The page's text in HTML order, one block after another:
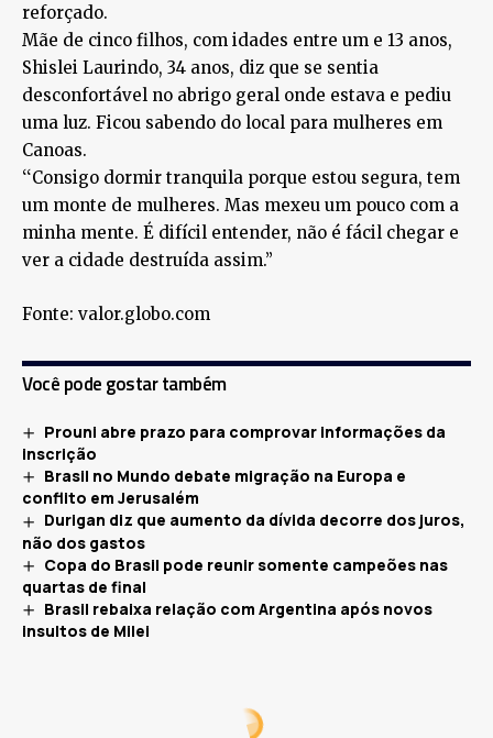
reforçado.
Mãe de cinco filhos, com idades entre um e 13 anos,
Shislei Laurindo, 34 anos, diz que se sentia
desconfortável no abrigo geral onde estava e pediu
uma luz. Ficou sabendo do local para mulheres em
Canoas.
‘‘Consigo dormir tranquila porque estou segura, tem
um monte de mulheres. Mas mexeu um pouco com a
minha mente. É difícil entender, não é fácil chegar e
ver a cidade destruída assim.”
Fonte: valor.globo.com
Você pode gostar também
Prouni abre prazo para comprovar informações da
inscrição
Brasil no Mundo debate migração na Europa e
conflito em Jerusalém
Durigan diz que aumento da dívida decorre dos juros,
não dos gastos
Copa do Brasil pode reunir somente campeões nas
quartas de final
Brasil rebaixa relação com Argentina após novos
insultos de Milei
ECONOMIA